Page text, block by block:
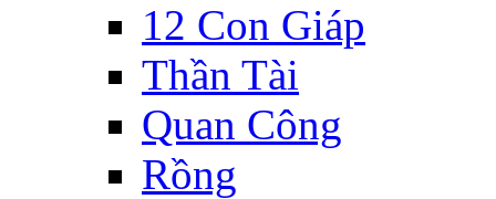
12 Con Giáp
Thần Tài
Quan Công
Rồng